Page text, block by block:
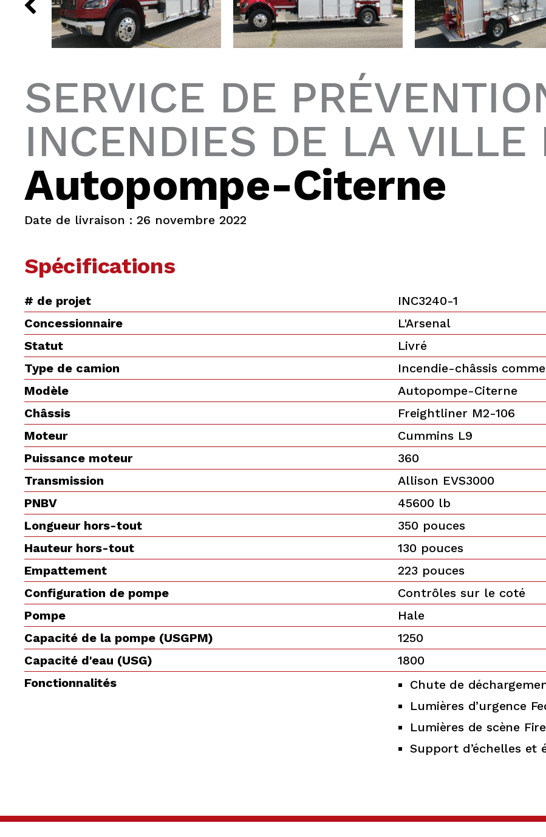
SERVICE DE
INCENDIES DE LA VILLE
Autopompe-Citerne
Date de livraison : 26 novembre 2022
Spécifications
# de projet
INC3240-1
Concessionnaire
L'Arsenal
Statut
Livré
Type de camion
Incendie-châssis
Modèle
Autopompe-Citerne
Châssis
Freightliner M2-106
Moteur
Cummins L9
Puissance moteur
360
Transmission
Allison EVS3000
PNBV
45600 lb
Longueur hors-tout
350 pouces
Hauteur hors-tout
130 pouces
Empattement
223 pouces
Configuration de pompe
Contrôles sur le coté
Pompe
Hale
Capacité de la pompe (USGPM)
1250
Capacité d'eau (USG)
1800
Fonctionnalités
Chute de
Lumières d’urgence
Lumières de scène
Support d’échelles